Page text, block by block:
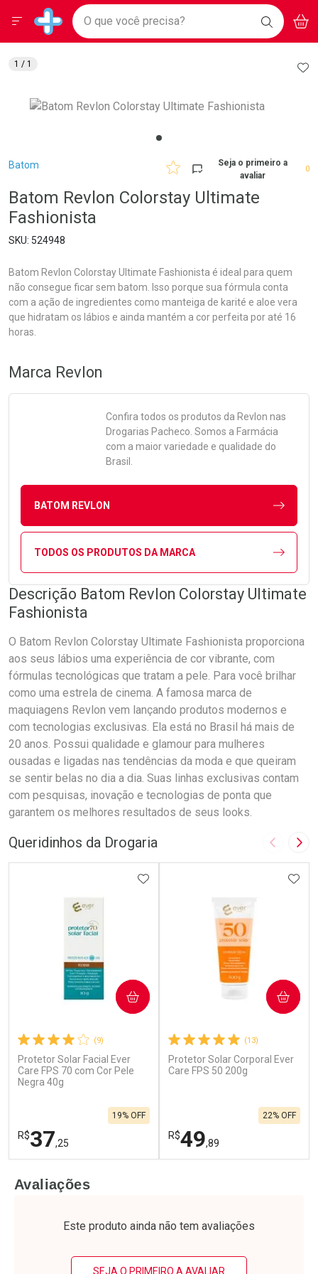
Drogarias Pacheco
Baixe nosso APP e aproveite Ofertas Exclusivas!
BAIXE
O APP
Ir direto para a home
pela página
Ir direto para o conteúdo
Ir direto para a busca
Ir direto para a conta
Ir direto para a notificações
Ir direto para o carrinho
Faça a sua busca
O que você precisa? BUSCAR
Menu
Breadcrumb
Batom
Seja o primeiro a
avaliar
0
Batom Revlon Colorstay Ultimate
Fashionista
524948
Batom Revlon Colorstay Ultimate Fashionista é ideal para quem
não consegue ficar sem batom. Isso porque sua fórmula conta
com a ação de ingredientes como manteiga de karité e aloe vera
que hidratam os lábios e ainda mantém a cor perfeita por até 16
horas.
1 / 1
Marca Revlon
Confira todos os produtos da Revlon nas
Drogarias Pacheco. Somos a Farmácia
com a maior variedade e qualidade do
Brasil.
BATOM REVLON
TODOS OS PRODUTOS DA MARCA
Descrição Batom Revlon Colorstay Ultimate
Fashionista
O Batom Revlon Colorstay Ultimate Fashionista proporciona
aos seus lábios uma experiência de cor vibrante, com
fórmulas tecnológicas que tratam a pele. Para você brilhar
como uma estrela de cinema. A famosa marca de
maquiagens Revlon vem lançando produtos modernos e
com tecnologias exclusivas. Ela está no Brasil há mais de
20 anos. Possui qualidade e glamour para mulheres
ousadas e ligadas nas tendências da moda e que queiram
se sentir belas no dia a dia. Suas linhas exclusivas contam
com pesquisas, inovação e tecnologias de ponta que
garantem os melhores resultados de seus looks.
Queridinhos da Drogaria Imagem
(9)
Protetor Solar Facial Ever
Care FPS 70 com Cor Pele
Negra 40g
R$37,25
19% OFF
ADICIONAR AOS FAVORITOS
COMPRAR
Laboratório
Por Menos
(13)
Protetor Solar Corporal Ever
Care FPS 50 200g
R$49,89
22% OFF
COMPRAR
Laboratório
Por Menos
Avaliações
Este produto ainda não tem avaliações
SEJA O PRIMEIRO A AVALIAR